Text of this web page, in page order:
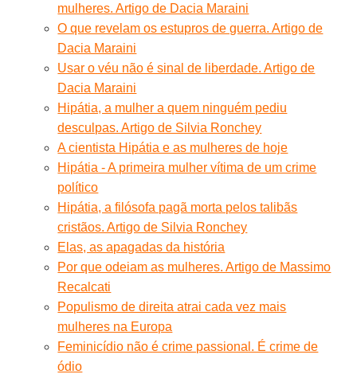
mulheres. Artigo de Dacia Maraini
O que revelam os estupros de guerra. Artigo de
Dacia Maraini
Usar o véu não é sinal de liberdade. Artigo de
Dacia Maraini
Hipátia, a mulher a quem ninguém pediu
desculpas. Artigo de Silvia Ronchey
A cientista Hipátia e as mulheres de hoje
Hipátia - A primeira mulher vítima de um crime
político
Hipátia, a filósofa pagã morta pelos talibãs
cristãos. Artigo de Silvia Ronchey
Elas, as apagadas da história
Por que odeiam as mulheres. Artigo de Massimo
Recalcati
Populismo de direita atrai cada vez mais
mulheres na Europa
Feminicídio não é crime passional. É crime de
ódio